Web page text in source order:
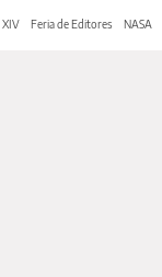
XIV Feria de Editores NASA